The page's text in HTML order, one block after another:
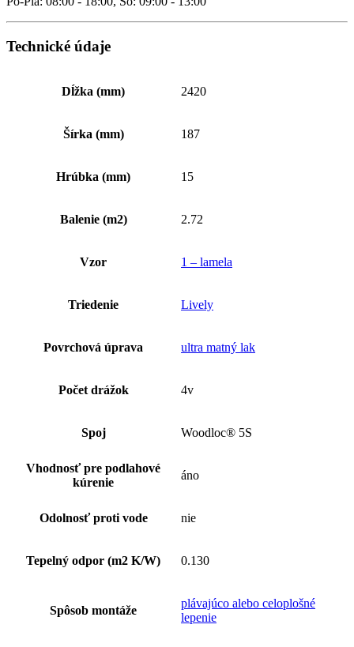
Technické údaje
Dĺžka (mm) 2420
Šírka (mm) 187
Hrúbka (mm) 15
Balenie (m2) 2.72
Vzor 1 – lamela
Triedenie Lively
Povrchová úprava ultra matný lak
Počet drážok 4v
Spoj Woodloc® 5S
Vhodnosť pre podlahové
kúrenie
áno
Odolnosť proti vode nie
Tepelný odpor (m2 K/W) 0.130
Spôsob montáže
plávajúco alebo celoplošné
lepenie